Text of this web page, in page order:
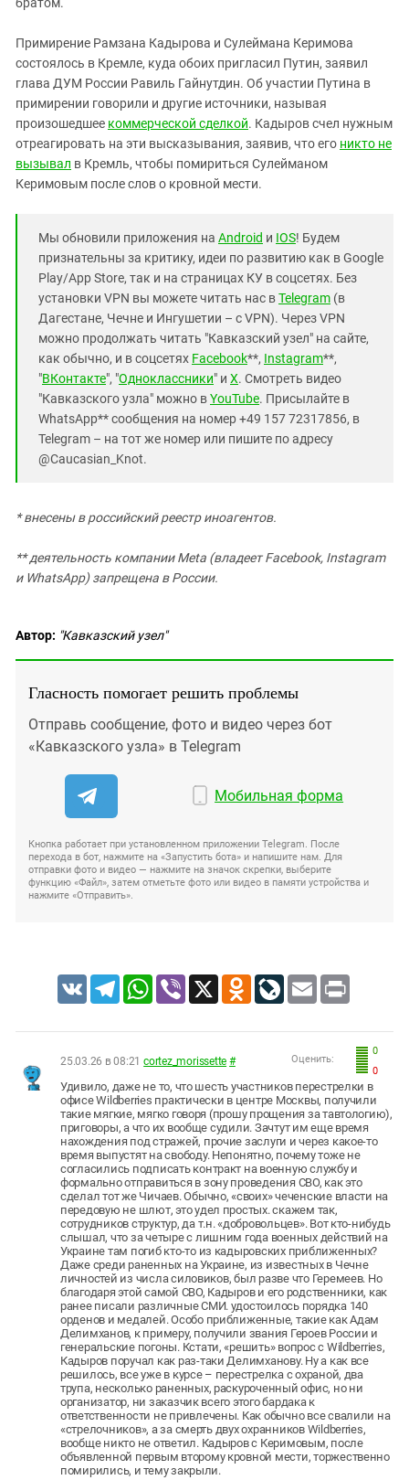
Примирение Рамзана Кадырова и Сулеймана Керимова
состоялось в Кремле, куда обоих пригласил Путин, заявил
глава ДУМ России Равиль Гайнутдин. Об участии Путина в
примирении говорили и другие источники, называя
произошедшее коммерческой сделкой. Кадыров счел нужным
отреагировать на эти высказывания, заявив, что его никто не
вызывал в Кремль, чтобы помириться Сулейманом
Керимовым после слов о кровной мести.
Мы обновили приложения на Android и IOS! Будем
признательны за критику, идеи по развитию как в Google
Play/App Store, так и на страницах КУ в соцсетях. Без
установки VPN вы можете читать нас вTelegram (в
Дагестане, Чечне и Ингушетии – с VPN). Через VPN
можно продолжать читать "Кавказский узел" на сайте,
как обычно, и в соцсетях Facebook**, Instagram**,
"ВКонтакте", "Одноклассники" и X. Смотреть видео
"Кавказского узла" можно вYouTube. Присылайте в
WhatsApp** сообщения на номер +49 157 72317856, в
Telegram – на тот же номер или пишите по адресу
@Caucasian_Knot.
* внесены в российский реестр иноагентов.
**деятельность компании Meta (владеет Facebook, Instagram
и WhatsApp) запрещена в России.
Автор: "Кавказский узел"
Гласность помогает решить проблемы
Отправь сообщение, фото и видео через бот
«Кавказского узла» в Telegram
Мобильная форма
Кнопка работает при установленном приложении Telegram. После
перехода в бот, нажмите на «Запустить бота» и напишите нам. Для
отправки фото и видео — нажмите на значок скрепки, выберите
функцию «Файл», затем отметьте фото или видео в памяти устройства и
нажмите «Отправить».
VK TelegramWhatsApp
Viber X Odnoklassniki
LiveJournal
Email Print
0
0
Оценить:
25.03.26 в 08:21 cortez_morissette #
Удивило, даже не то, что шесть участников перестрелки в
офисе Wildberries практически в центре Москвы, получили
такие мягкие, мягко говоря (прошу прощения за тавтологию),
приговоры, а что их вообще судили. Зачтут им еще время
нахождения под стражей, прочие заслуги и через какое-то
время выпустят на свободу. Непонятно, почему тоже не
согласились подписать контракт на военную службу и
формально отправиться в зону проведения СВО, как это
сделал тот же Чичаев. Обычно, «своих» чеченские власти на
передовую не шлют, это удел простых. скажем так,
сотрудников структур, да т.н. «добровольцев». Вот кто-нибудь
слышал, что за четыре с лишним года военных действий на
Украине там погиб кто-то из кадыровских приближенных?
Даже среди раненных на Украине, из известных в Чечне
личностей из числа силовиков, был разве что Геремеев. Но
благодаря этой самой СВО, Кадыров и его родственники, как
ранее писали различные СМИ. удостоилось порядка 140
орденов и медалей. Особо приближенные, такие как Адам
Делимханов, к примеру, получили звания Героев России и
генеральские погоны. Кстати, «решить» вопрос с Wildberries,
Кадыров поручал как раз-таки Делимханову. Ну а как все
решилось, все уже в курсе – перестрелка с охраной, два
трупа, несколько раненных, раскуроченный офис, но ни
организатор, ни заказчик всего этого бардака к
ответственности не привлечены. Как обычно все свалили на
«стрелочников», а за смерть двух охранников Wildberries,
вообще никто не ответил. Кадыров с Керимовым, после
объявленной первым второму кровной мести, торжественно
помирились, и тему закрыли.